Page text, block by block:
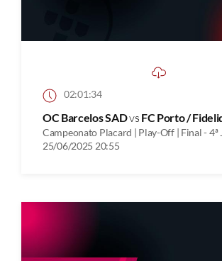
02:01:34
OC Barcelos SADvs FC Porto /
Campeonato Placard | Play-Off | Final - 4ª
25/06/2025 20:55